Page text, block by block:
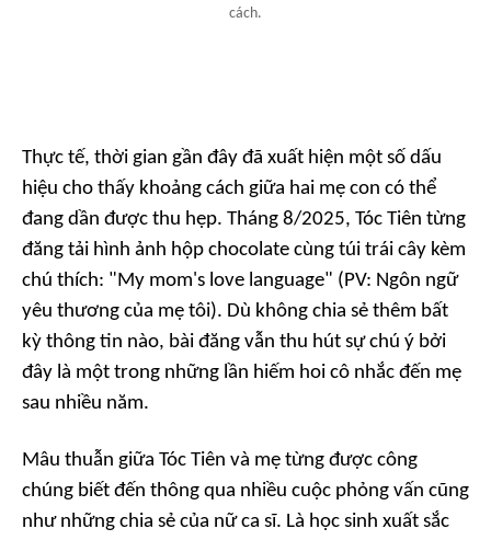
cách.
Thực tế, thời gian gần đây đã xuất hiện một số dấu
hiệu cho thấy khoảng cách giữa hai mẹ con có thể
đang dần được thu hẹp. Tháng 8/2025, Tóc Tiên từng
đăng tải hình ảnh hộp chocolate cùng túi trái cây kèm
chú thích: "My mom's love language" (PV: Ngôn ngữ
yêu thương của mẹ tôi). Dù không chia sẻ thêm bất
kỳ thông tin nào, bài đăng vẫn thu hút sự chú ý bởi
đây là một trong những lần hiếm hoi cô nhắc đến mẹ
sau nhiều năm.
Mâu thuẫn giữa Tóc Tiên và mẹ từng được công
chúng biết đến thông qua nhiều cuộc phỏng vấn cũng
như những chia sẻ của nữ ca sĩ. Là học sinh xuất sắc